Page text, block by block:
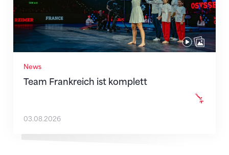
News
Team Frankreich ist komplett
03.08.2026